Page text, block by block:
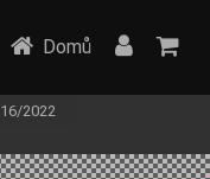
Domů
16/2022